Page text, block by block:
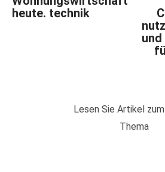
heute. technik
Lesen Sie Artikel
Thema